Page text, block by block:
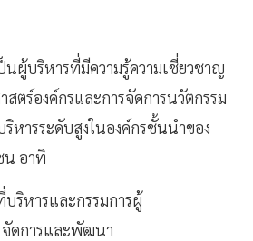
ผู้บริหารที่มีความรู้ความเชี่ยวชาญ
ตร์องค์กรและการจัดการนวัตกรรม
หารระดับสูงในองค์กรชั้นนำของ
น อาทิ
ริหารและกรรมการผู้
ดการและพัฒนา